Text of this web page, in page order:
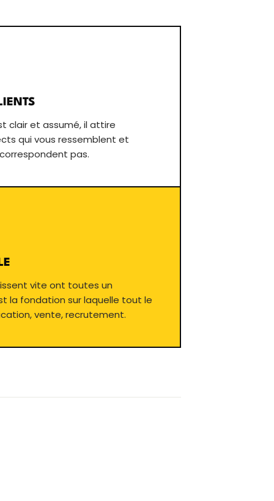
clair et assumé, il attire
qui vous ressemblent et
pas.
vite ont toutes un
la fondation sur laquelle tout le
vente, recrutement.